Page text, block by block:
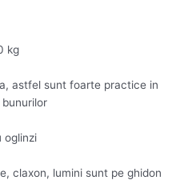
kg
astfel sunt foarte practice in
oglinzi
claxon, lumini sunt pe ghidon